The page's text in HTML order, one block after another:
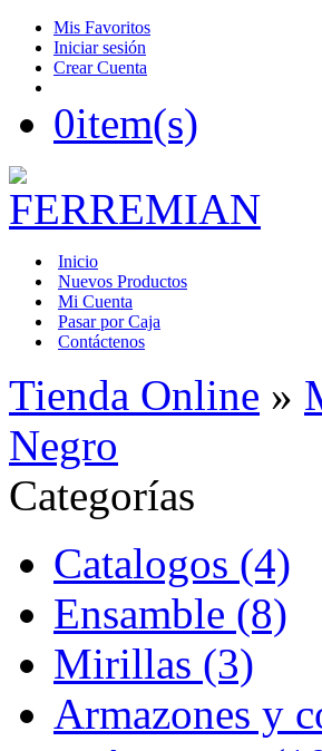
Mis Favoritos
Iniciar sesión
Crear Cuenta
0item(s)
Inicio
Nuevos Productos
Mi Cuenta
Pasar por Caja
Contáctenos
Tienda Online »
Negro
Categorías
Catalogos (4)
Ensamble (8)
Mirillas (3)
Armazones y